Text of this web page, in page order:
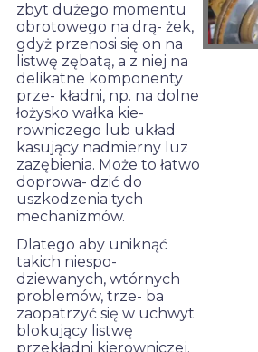
zbyt dużego momentu
obrotowego na drą- żek,
gdyż przenosi się on na
listwę zębatą, a z niej na
delikatne komponenty
prze- kładni, np. na dolne
łożysko wałka kie-
rowniczego lub układ
kasujący nadmierny luz
zazębienia. Może to łatwo
doprowa- dzić do
uszkodzenia tych
mechanizmów.
Dlatego aby uniknąć
takich niespo-
dziewanych, wtórnych
problemów, trze- ba
zaopatrzyć się w uchwyt
blokujący listwę
przekładni kierowniczej.